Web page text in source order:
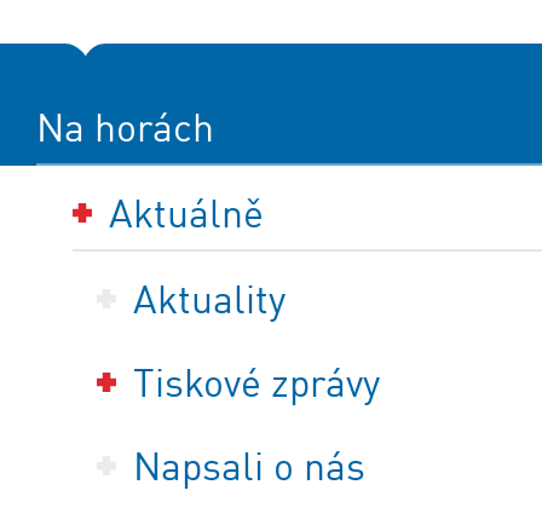
Na horách
Aktuálně
Aktuality
Tiskové zprávy
Napsali o nás